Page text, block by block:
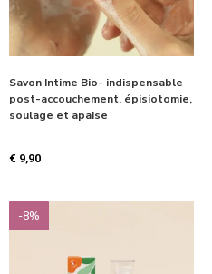
Savon Intime Bio- indispensable
post-accouchement, épisiotomie,
soulage et apaise
€ 9,90
-8%